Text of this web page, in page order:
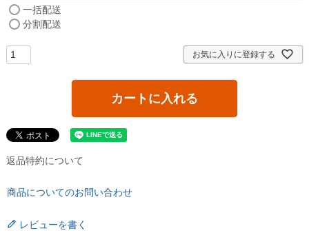
(
必
須
一括配送
分割配送
お気に入りに登録する
カートに入れる
返品特約について
商品についてのお問い合わせ
レビューを書く